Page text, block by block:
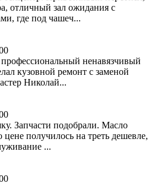
отличный зал ожидания с
где под чашеч...
ненавязчивый
кузовной ремонт с заменой
Николай...
Запчасти подобрали. Масло
получилось на треть дешевле,
...